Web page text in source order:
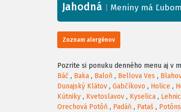
+
−
Jahodná Meniny má
Zoznam alergénov
Pozrite si ponuku denného menu aj v
Báč , Baka , Baloň , Bellova Ves ,
Dunajský Klátov , Gabčíkovo , Holice ,
Kútniky , Kvetoslavov , Kyselica ,
Orechová Potôň , Padáň , Pataš ,